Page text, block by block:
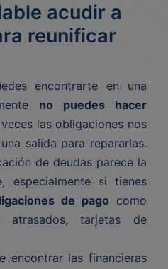
acudir a
reunificar
encontrarte en una
no puedes hacer
las obligaciones nos
salida para repararlas.
de deudas parece la
especialmente si tienes
de pago como
atrasados, tarjetas de
encontrar las financieras